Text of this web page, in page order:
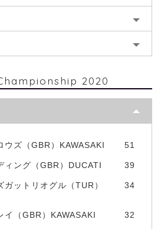
2020
ウズ（GBR）KAWASAKI 51
ィング（GBR）DUCATI 39
ガットリオグル（TUR）
34
イ（GBR）KAWASAKI 32